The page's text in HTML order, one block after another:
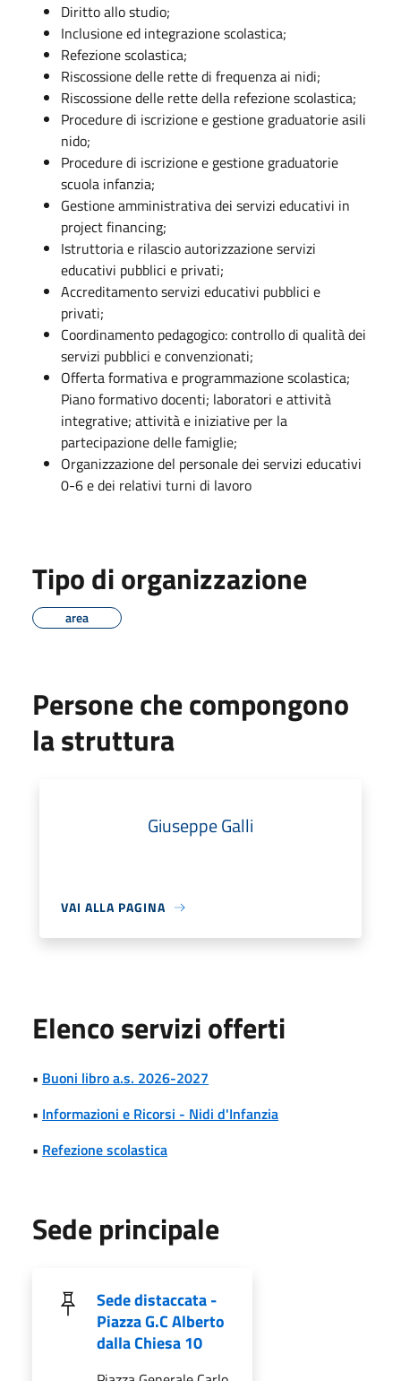
Diritto allo studio;
Inclusione ed integrazione scolastica;
Refezione scolastica;
Riscossione delle rette di frequenza ai nidi;
Riscossione delle rette della refezione scolastica;
Procedure di iscrizione e gestione graduatorie asili
nido;
Procedure di iscrizione e gestione graduatorie
scuola infanzia;
Gestione amministrativa dei servizi educativi in
project financing;
Istruttoria e rilascio autorizzazione servizi
educativi pubblici e privati;
Accreditamento servizi educativi pubblici e
privati;
Coordinamento pedagogico: controllo di qualità dei
servizi pubblici e convenzionati;
Offerta formativa e programmazione scolastica;
Piano formativo docenti; laboratori e attività
integrative; attività e iniziative per la
partecipazione delle famiglie;
Organizzazione del personale dei servizi educativi
0-6 e dei relativi turni di lavoro
Tipo di organizzazione
area
Persone che compongono
la struttura
Giuseppe Galli
VAI ALLA PAGINA
Elenco servizi offerti
• Buoni libro a.s. 2026-2027
• Informazioni e Ricorsi - Nidi d'Infanzia
• Refezione scolastica
Sede principale
Sede distaccata -
Piazza G.C Alberto
dalla Chiesa 10